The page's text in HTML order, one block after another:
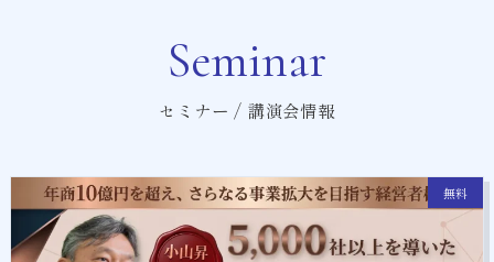
Seminar
セミナー / 講演会情報
無料